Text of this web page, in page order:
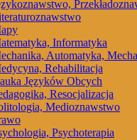
Informatyka
Automatyka,
Rehabilitacja
Języków Obcych
Resocjalizacja
Medioznawstwo
Psychoterapia